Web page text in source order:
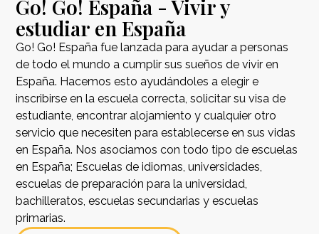
Go! Go! España - Vivir y
estudiar en España
Go! Go! España fue lanzada para ayudar a personas
de todo el mundo a cumplir sus sueños de vivir en
España. Hacemos esto ayudándoles a elegir e
inscribirse en la escuela correcta, solicitar su visa de
estudiante, encontrar alojamiento y cualquier otro
servicio que necesiten para establecerse en sus vidas
en España. Nos asociamos con todo tipo de escuelas
en España; Escuelas de idiomas, universidades,
escuelas de preparación para la universidad,
bachilleratos, escuelas secundarias y escuelas
primarias.